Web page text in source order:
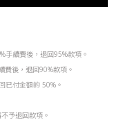
手續費後，退回95%款項。
費後，退回90%款項。
已付金額的 50%。
予退回款項。